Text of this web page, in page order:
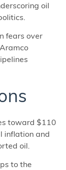
oil
fears over
toward $110
inflation and
oil.
to the